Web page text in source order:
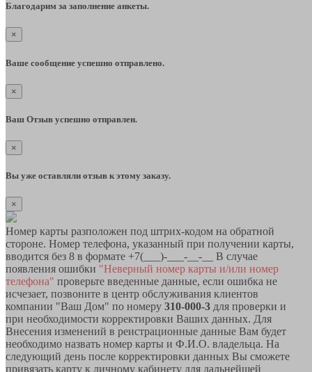
Благодарим за заполнение анкеты.
×
Ваше сообщение успешно отправлено.
×
Ваш Отзыв успешно отправлен.
×
Вы уже оставляли отзыв к этому заказу.
×
Номер карты разположен под штрих-кодом на обратной
стороне. Номер телефона, указанный при получении карты,
вводится без 8 в формате +7(___)-___-__-__ В случае
появления ошибки "Неверный номер карты и/или номер
телефона" проверьте введенные данные, если ошибка не
исчезает, позвоните в центр обслуживания клиентов
компании "Ваш Дом" по номеру 310-000-3 для проверки и
при необходимости корректировки Ваших данных. Для
Внесения изменений в реистрационные данные Вам будет
необходимо назвать номер карты и Ф.И.О. владельца. На
следующий день после корректировки данных Вы сможете
привязать карту к личному кабинету для дальнейшей